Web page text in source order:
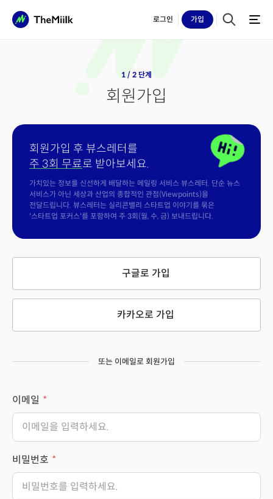
로그인 가입
1 / 2 단계
회원가입
회원가입 후 뷰스레터를
주 3회 무료로 받아보세요.
가치있는 정보를 신선하게 배달하는 메일링 서비스 뷰스레터. 단순 뉴스
서비스가 아닌 세상과 산업의 종합적인 관점(Viewpoints)을
전달드립니다. 뷰스레터는 실리콘밸리 스타트업 이야기를 묶은
'스타트업 포커스'를 포함하여 주 3회(월, 수, 금) 보내드립니다.
구글로 가입
카카오로 가입
또는 이메일로 회원가입
이메일
비밀번호